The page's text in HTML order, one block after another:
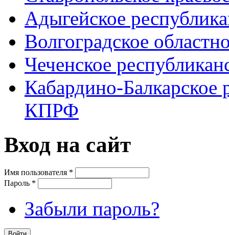
Адыгейское
Волгоградское
Чеченское
Кабардино-Балкарское
КПРФ
Вход на сайт
Имя пользователя *
Пароль *
Забыли пароль?